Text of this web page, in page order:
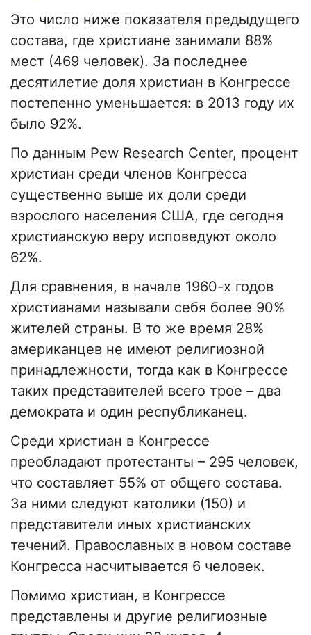
Это число ниже показателя предыдущего
состава, где христиане занимали 88%
мест (469 человек). За последнее
десятилетие доля христиан в Конгрессе
постепенно уменьшается: в 2013 году их
было 92%.
По данным Pew Research Center, процент
христиан среди членов Конгресса
существенно выше их доли среди
взрослого населения США, где сегодня
христианскую веру исповедуют около
62%.
Для сравнения, в начале 1960-х годов
христианами называли себя более 90%
жителей страны. В то же время 28%
американцев не имеют религиозной
принадлежности, тогда как в Конгрессе
таких представителей всего трое – два
демократа и один республиканец.
Среди христиан в Конгрессе
преобладают протестанты – 295 человек,
что составляет 55% от общего состава.
За ними следуют католики (150) и
представители иных христианских
течений. Православных в новом составе
Конгресса насчитывается 6 человек.
Помимо христиан, в Конгрессе
представлены и другие религиозные